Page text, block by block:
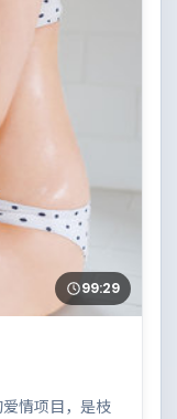
99:29
爱情项目，是枝